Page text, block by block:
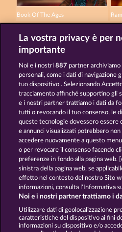
Book Of The Ages
The Warlocks Book
Termini e
Informativa sulla
Società FAQ
Invia richiesta
La vostra privacy è per
importante
Noi e i nostri887 partner archiviamo
personali, come i dati di navigazione
tuo dispositivo . Selezionando
tracciamento affinché supportino gli
e i nostri partner trattiamo i dati da
tutti o revocando il tuo consenso, le
queste tecnologie dovessero essere
e annunci visualizzati potrebbero
accedere nuovamente a questo
o per revocare il consenso facendo
preferenze in fondo alla pagina web.
sinistra della pagina web, se
effetto nel contesto del nostro Sito
informazioni, consulta l'Informativa
Noi e i nostri partner trattiamo i
Utilizzare dati di geolocalizzazione
caratteristiche del dispositivo ai fini
informazioni su dispositivo e/o